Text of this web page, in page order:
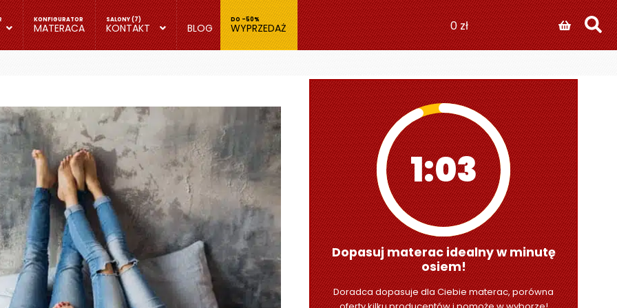
MATERACA KONTAKT BLOG WYPRZEDAŻ 0zł
1:01
Dopasuj materac idealny w minutę
osiem!
Doradca dopasuje dla Ciebie materac, porówna